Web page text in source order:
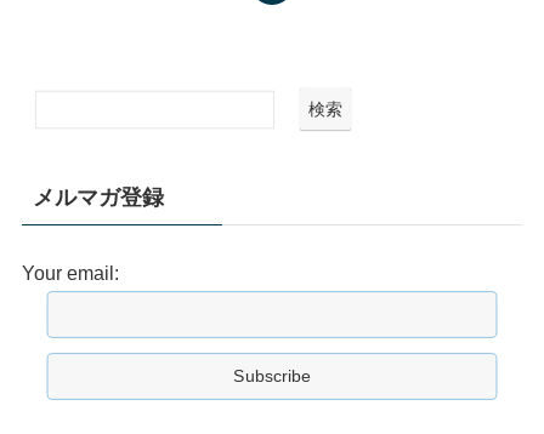
検索
メルマガ登録
Your email: